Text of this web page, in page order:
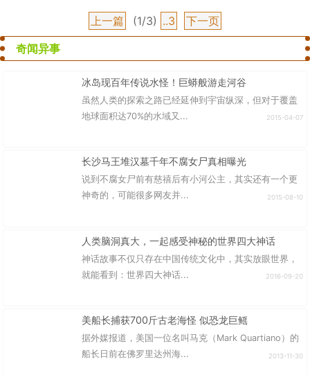
上一篇 (1/3) ..3
下一页
奇闻异事
冰岛现百年传说水怪！巨蟒般游走河谷
虽然人类的探索之路已经延伸到宇宙纵深，但对于覆盖
地球面积达70%的水域又...
2015-04-07
长沙马王堆汉墓千年不腐女尸真相曝光
说到不腐女尸前有慈禧后有小河公主，其实还有一个更
神奇的，可能很多网友并...
2015-08-10
人类脑洞真大，一起感受神秘的世界四大神话
神话故事不仅只存在中国传统文化中，其实放眼世界，
就能看到：世界四大神话...
2016-09-20
美船长捕获700斤古老海怪 似恐龙巨鳐
据外媒报道，美国一位名叫马克（Mark Quartiano）的
船长日前在佛罗里达州海...
2013-11-30